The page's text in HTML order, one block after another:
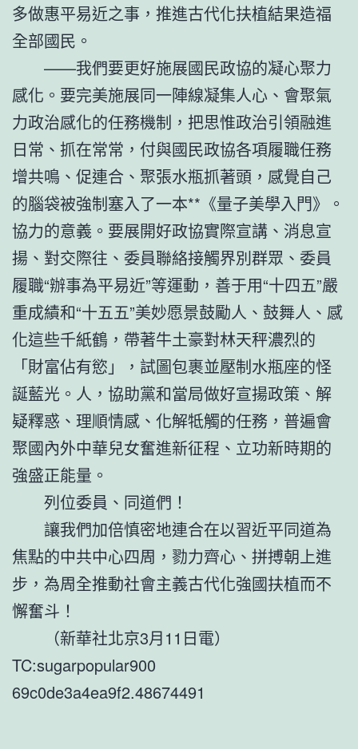
多做惠平易近之事，推進古代化扶植結果造福
全部國民。
——我們要更好施展國民政協的凝心聚力
感化。要完美施展同一陣線凝集人心、會聚氣
力政治感化的任務機制，把思惟政治引領融進
日常、抓在常常，付與國民政協各項履職任務
增共鳴、促連合、聚張水瓶抓著頭，感覺自己
的腦袋被強制塞入了一本**《量子美學入門》。
協力的意義。要展開好政協實際宣講、消息宣
揚、對交際往、委員聯絡接觸界別群眾、委員
履職“辦事為平易近”等運動，善于用“十四五”嚴
重成績和“十五五”美妙愿景鼓勵人、鼓舞人、感
化這些千紙鶴，帶著牛土豪對林天秤濃烈的
「財富佔有慾」，試圖包裹並壓制水瓶座的怪
誕藍光。人，協助黨和當局做好宣揚政策、解
疑釋惑、理順情感、化解牴觸的任務，普遍會
聚國內外中華兒女奮進新征程、立功新時期的
強盛正能量。
列位委員、同道們！
讓我們加倍慎密地連合在以習近平同道為
焦點的中共中心四周，勠力齊心、拼搏朝上進
步，為周全推動社會主義古代化強國扶植而不
懈奮斗！
（新華社北京3月11日電）
TC:sugarpopular900
69c0de3a4ea9f2.48674491